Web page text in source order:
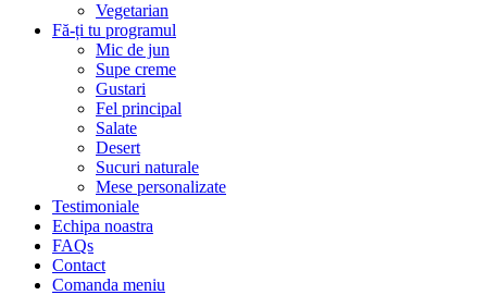
Vegetarian
Fă-ți tu programul
Mic de jun
Supe creme
Gustari
Fel principal
Salate
Desert
Sucuri naturale
Mese personalizate
Testimoniale
Echipa noastra
FAQs
Contact
Comanda meniu